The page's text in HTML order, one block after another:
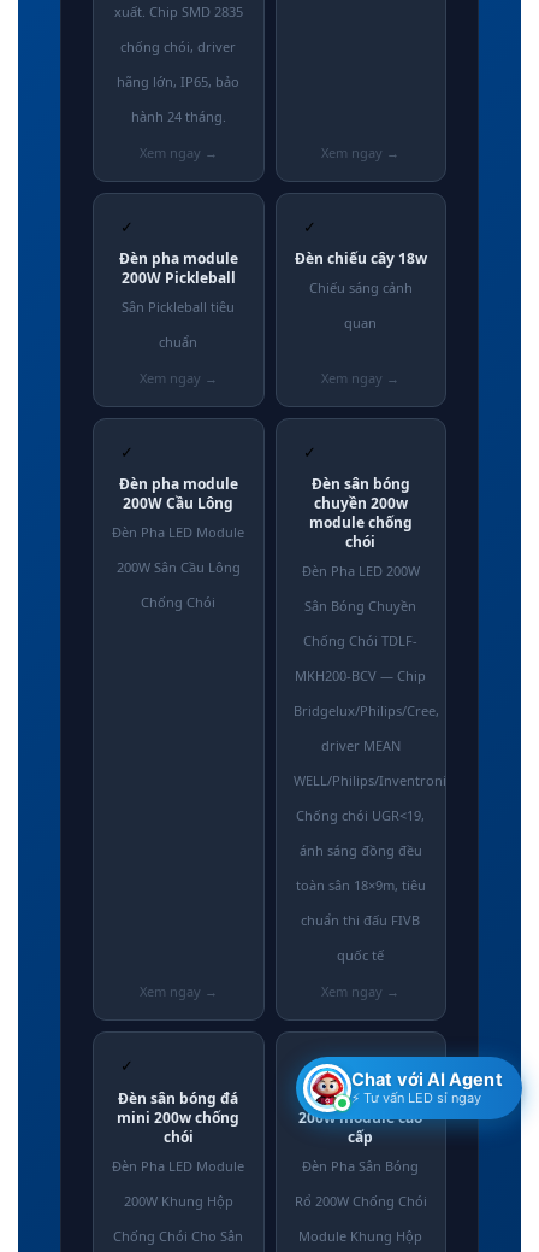
xuất. Chip SMD 2835
chống chói, driver
hãng lớn, IP65, bảo
hành 24 tháng.
✓
Đèn pha module
200W Pickleball
Sân Pickleball tiêu
chuẩn
✓
Đèn chiếu cây 18w
Chiếu sáng cảnh
quan
✓
Đèn pha module
200W Cầu Lông
Đèn Pha LED Module
200W Sân Cầu Lông
Chống Chói
✓
Đèn sân bóng
chuyền 200w
module chống
chói
Đèn Pha LED 200W
Sân Bóng Chuyền
Chống Chói TDLF-
MKH200-BCV — Chip
Bridgelux/Philips/Cree,
driver MEAN
WELL/Philips/Inventronics.
Chống chói UGR<19,
ánh sáng đồng đều
toàn sân 18×9m, tiêu
chuẩn thi đấu FIVB
quốc tế
✓
Đèn sân bóng đá
mini 200w chống
chói
Đèn Pha LED Module
200W Khung Hộp
Chống Chói Cho Sân
✓
Đèn sân bóng rổ
200w module cao
cấp
Đèn Pha Sân Bóng
Rổ 200W Chống Chói
Module Khung Hộp
Chat với AI Agent
⚡ Tư vấn LED sỉ ngay